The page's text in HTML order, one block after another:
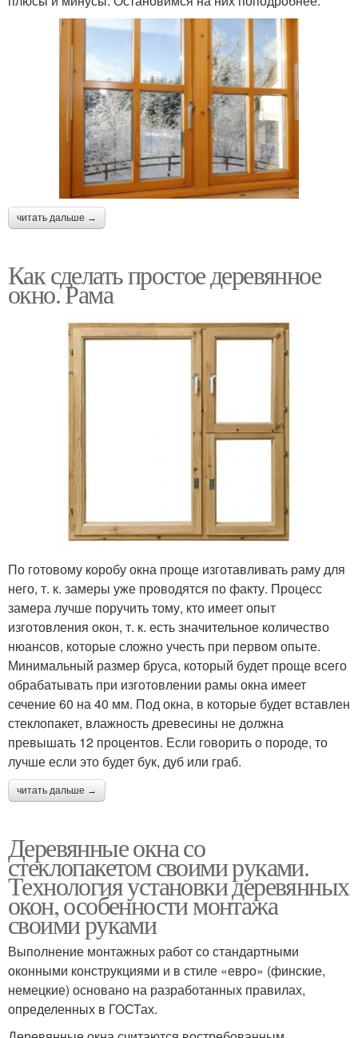
читать дальше →
Как сделать простое деревянное
окно. Рама
По готовому коробу окна проще изготавливать раму для
него, т. к. замеры уже проводятся по факту. Процесс
замера лучше поручить тому, кто имеет опыт
изготовления окон, т. к. есть значительное количество
нюансов, которые сложно учесть при первом опыте.
Минимальный размер бруса, который будет проще всего
обрабатывать при изготовлении рамы окна имеет
сечение 60 на 40 мм. Под окна, в которые будет вставлен
стеклопакет, влажность древесины не должна
превышать 12 процентов. Если говорить о породе, то
лучше если это будет бук, дуб или граб.
читать дальше →
Деревянные окна со
стеклопакетом своими руками.
Технология установки деревянных
окон, особенности монтажа
своими руками
Выполнение монтажных работ со стандартными
оконными конструкциями и в стиле «евро» (финские,
немецкие) основано на разработанных правилах,
определенных в ГОСТах.